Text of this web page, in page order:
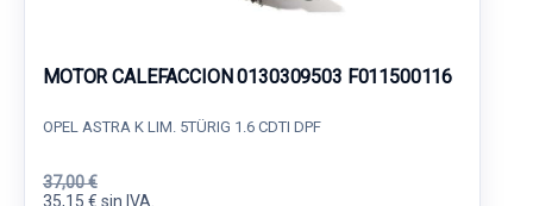
MOTOR CALEFACCION 0130309503 F011500116
OPEL ASTRA K LIM. 5TÜRIG 1.6 CDTI DPF
37,00 €
35,15 € sin IVA.